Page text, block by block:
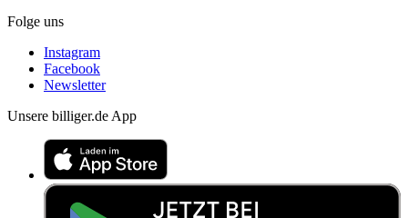
Folge uns
Instagram
Facebook
Newsletter
Unsere billiger.de App